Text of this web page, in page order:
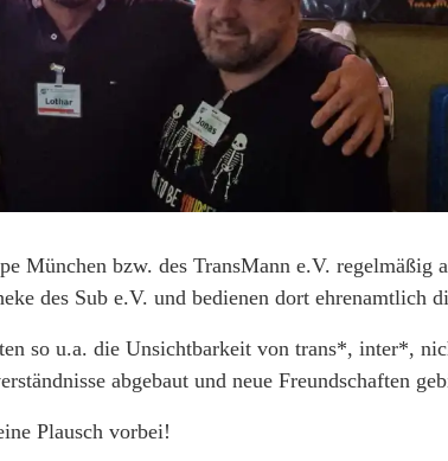
München bzw. des TransMann e.V. regelmäßig
des Sub e.V. und bedienen dort ehrenamtlich
so u.a. die Unsichtbarkeit von trans*, inter*,
abgebaut und neue Freundschaften
Plausch vorbei!